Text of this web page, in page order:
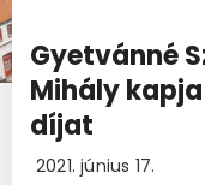
Gyetvánné
Mihály
díjat
2021. június 17.